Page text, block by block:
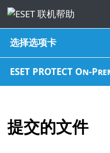
选择选项卡
ESET PROTECT On-
提交的文件